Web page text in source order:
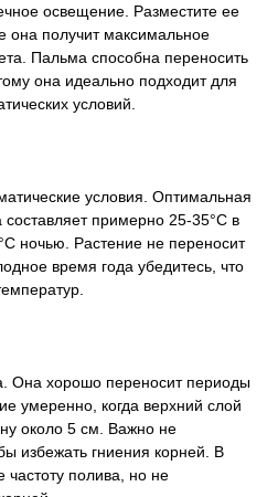
освещение. Разместите ее
она получит максимальное
Пальма способна переносить
она идеально подходит для
условий.
условия. Оптимальная
примерно 25-35°C в
ночью. Растение не переносит
время года убедитесь, что
Она хорошо переносит периоды
умеренно, когда верхний слой
около 5 см. Важно не
избежать гниения корней. В
полива, но не